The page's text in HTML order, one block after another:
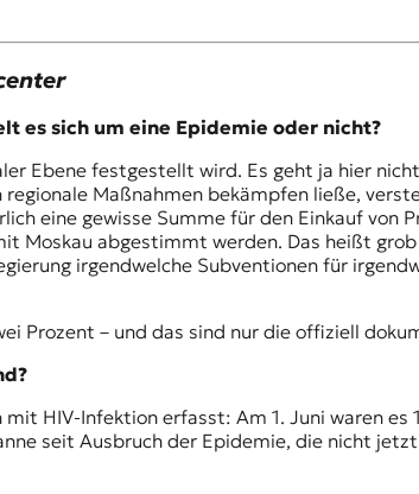
es sich um eine Epidemie oder nicht?
Ebene festgestellt wird. Es geht ja hier
Maßnahmen bekämpfen ließe,
eine gewisse Summe für den Einkauf
Moskau abgestimmt werden. Das heißt
irgendwelche Subventionen für
Prozent – und das sind nur die offiziell
HIV-Infektion erfasst: Am 1. Juni waren
seit Ausbruch der Epidemie, die nicht